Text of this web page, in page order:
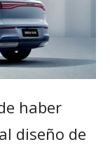
haber
diseño de